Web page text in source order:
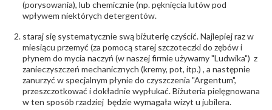
POZOSTAŁE KAMIENIE
Rodzaje
Liczba kamieni
Szafir - 2 szt.
Szlif kamieni
Fasetowy owalny
Masa kamieni
(łącznie):
ok. 1 ct.
INNE PARAMETRY
(porysowania), lub chemicznie (np. pęknięcia lutów pod
wpływem niektórych detergentów.
staraj się systematycznie swą biżuterię czyścić. Najlepiej raz w
miesiącu przemyć (za pomocą starej szczoteczki do zębów i
płynem do mycia naczyń (w naszej firmie używamy "Ludwika") z
zanieczyszczeń mechanicznych (kremy, pot, itp.) , a następnie
zanurzyć w specjalnym płynie do czyszczenia "Argentum",
przeszczotkować i dokładnie wypłukać. Biżuteria pielęgnowana
w ten sposób rzadziej będzie wymagała wizyt u jubilera.